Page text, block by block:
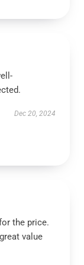
Dec 20, 2024
the price.
value